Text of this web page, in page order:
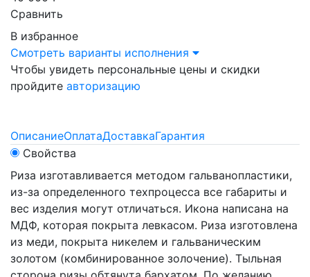
Сравнить
В избранное
Смотреть варианты исполнения
Чтобы увидеть персональные цены и скидки
пройдите авторизацию
ОписаниеОплатаДоставкаГарантия
Свойства
Риза изготавливается методом гальванопластики,
из-за определенного техпроцесса все габариты и
вес изделия могут отличаться. Икона написана на
МДФ, которая покрыта левкасом. Риза изготовлена
из меди, покрыта никелем и гальваническим
золотом (комбинированное золочение). Тыльная